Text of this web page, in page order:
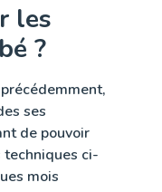
les
?
ses
de pouvoir
ci-
mois